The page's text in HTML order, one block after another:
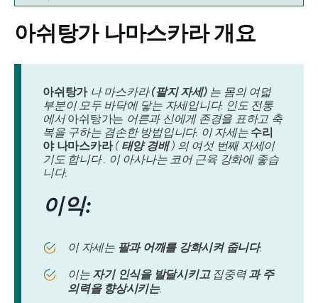
아쉬탕가 나마스카라개요
아쉬탕가나 마스카라(팔지 자세)는 몸의 여덟
부분이 모두 바닥에 닿는 자세입니다. 인도 전통
에서아쉬탕가는 어른과 신에게 존경을 표하고 축
복을 구하는 겸손한 방법입니다. 이 자세는 수리
야 나마스카라( 태양 경배) 의 여섯 번째 자세이
기도 합니다 . 이 아사나는 코어 근육 강화에 좋습
니다.
이익:
이 자세는 팔과 어깨를 강화시켜 줍니다.
이는 자기 인식을 발달시키고집중력과 주
의력을 향상시키는.